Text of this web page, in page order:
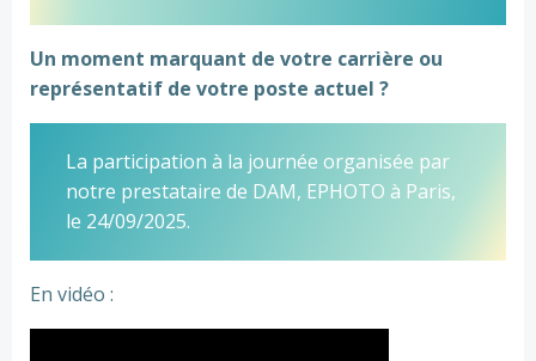
Un moment marquant de votre carrière ou
représentatif de votre poste actuel ?
La participation à la journée organisée par
notre prestataire de DAM, EPHOTO à Paris,
le 24/09/2025.
En vidéo :